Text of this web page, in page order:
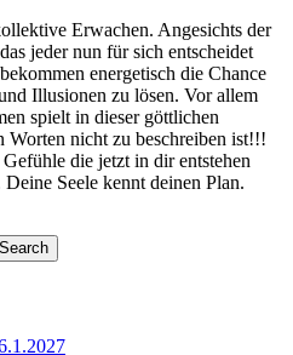
Erwachen. Angesichts der
jeder nun für sich entscheidet
energetisch die Chance
Illusionen zu lösen. Vor allem
spielt in dieser göttlichen
nicht zu beschreiben ist!!!
die jetzt in dir entstehen
Seele kennt deinen Plan.
Search